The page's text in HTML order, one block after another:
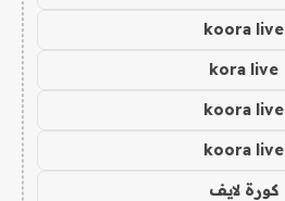
koora live
kora live
koora live
koora live
كورة لايف